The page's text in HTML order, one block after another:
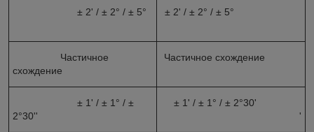
± 2' / ± 2° / ± 5° ± 2' / ± 2° / ± 5°
Частичное
схождение
Частичное схождение
± 1' / ± 1° / ±
2°30''
± 1' / ± 1° / ± 2°30'
'